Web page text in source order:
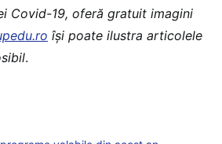
Covid-19, oferă gratuit imagini
îşi poate ilustra articolele
.